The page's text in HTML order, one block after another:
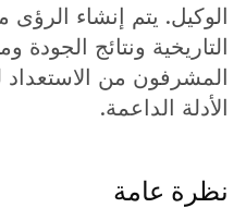
الوكيل. يتم إنشاء الرؤى
التاريخية ونتائج الجودة
المشرفون من
الأدلة الداعمة.
نظرة عامة